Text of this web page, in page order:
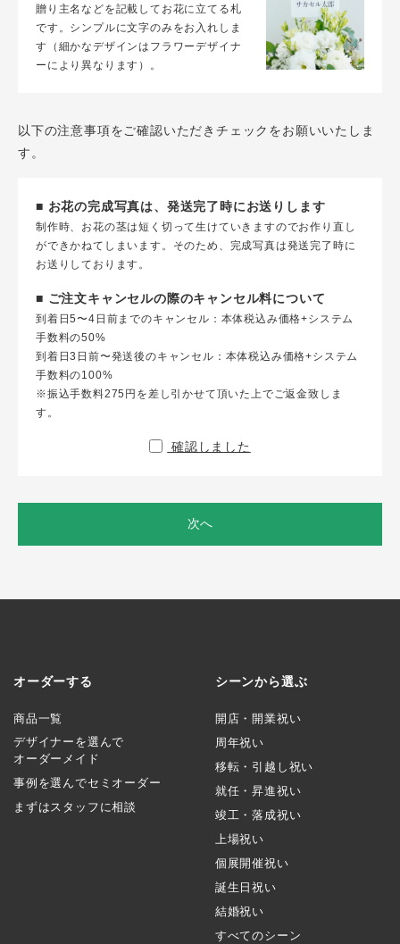
贈り主名などを記載してお花に立てる札
です。シンプルに文字のみをお入れしま
す（細かなデザインはフラワーデザイナ
ーにより異なります）。
以下の注意事項をご確認いただきチェックをお願いいたしま
す。
■ お花の完成写真は、発送完了時にお送りします
制作時、お花の茎は短く切って生けていきますのでお作り直し
ができかねてしまいます。そのため、完成写真は発送完了時に
お送りしております。
■ ご注文キャンセルの際のキャンセル料について
到着日5〜4日前までのキャンセル：本体税込み価格+システム
手数料の50%
到着日3日前〜発送後のキャンセル：本体税込み価格+システム
手数料の100%
※振込手数料275円を差し引かせて頂いた上でご返金致しま
す。
確認しました
次へ
オーダーする
商品一覧
デザイナーを選んで
オーダーメイド
事例を選んでセミオーダー
まずはスタッフに相談
シーンから選ぶ
開店・開業祝い
周年祝い
移転・引越し祝い
就任・昇進祝い
竣工・落成祝い
上場祝い
個展開催祝い
誕生日祝い
結婚祝い
すべてのシーン